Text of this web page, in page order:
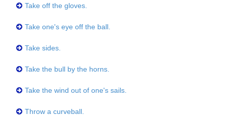
Take off the gloves.
Take one's eye off the ball.
Take sides.
Take the bull by the horns.
Take the wind out of one's sails.
Throw a curveball.